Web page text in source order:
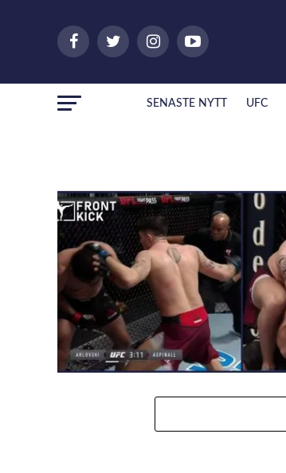
SENASTE NYTT UFC